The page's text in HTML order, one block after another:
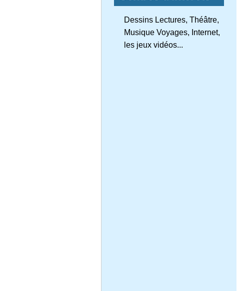
Dessins Lectures, Théâtre,
Musique Voyages, Internet,
les jeux vidéos...